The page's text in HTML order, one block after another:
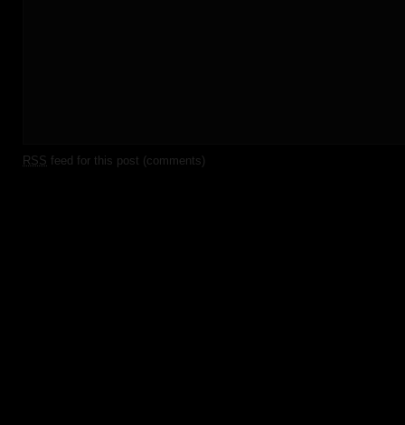
RSS feed for this post (comments)